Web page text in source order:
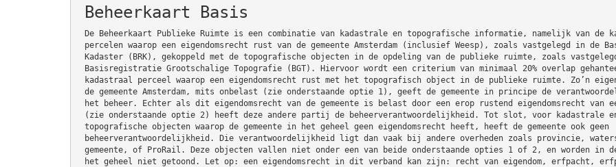
Beheerkaart Basis
De Beheerkaart Publieke Ruimte is een combinatie van kadastrale en topografische informatie, namelijk van de
percelen waarop een eigendomsrecht rust van de gemeente Amsterdam (inclusief Weesp), zoals vastgelegd in de
Kadaster (BRK), gekoppeld met de topografische objecten in de opdeling van de publieke ruimte, zoals
Basisregistratie Grootschalige Topografie (BGT). Hiervoor wordt een criterium van minimaal 20% overlap
kadastraal perceel waarop een eigendomsrecht rust met het topografisch object in de publieke ruimte. Zo’n
de gemeente Amsterdam, mits onbelast (zie onderstaande optie 1), geeft de gemeente in principe de
het beheer. Echter als dit eigendomsrecht van de gemeente is belast door een erop rustend eigendomsrecht van
(zie onderstaande optie 2) heeft deze andere partij de beheerverantwoordelijkheid. Tot slot, voor kadastrale en
topografische objecten waarop de gemeente in het geheel geen eigendomsrecht heeft, heeft de gemeente ook geen
beheerverantwoordelijkheid. Die verantwoordelijkheid ligt dan vaak bij andere overheden zoals provincie,
gemeente, of ProRail. Deze objecten vallen niet onder een van beide onderstaande opties 1 of 2, en worden in
het geheel niet getoond. Let op: een eigendomsrecht in dit verband kan zijn: recht van eigendom, erfpacht,